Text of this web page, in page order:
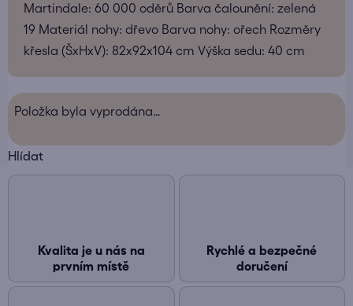
Martindale: 60 000 oděrů Barva čalounění: zelená
19 Materiál nohy: dřevo Barva nohy: ořech Rozměry
křesla (ŠxHxV): 82x92x104 cm Výška sedu: 40 cm
Položka byla vyprodána…
Hlídat
Kvalita je u nás na
prvním místě
Rychlé a bezpečné
doručení